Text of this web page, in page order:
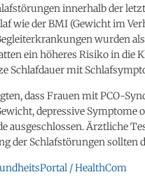
innerhalb der
wie der BMI (Gewicht im
wurden
ein höheres Risiko in die
Schlafdauer mit
dass Frauen mit PCO-
depressive
ausgeschlossen. Ärztliche
der Schlafstörungen sollten
/ HealthCom